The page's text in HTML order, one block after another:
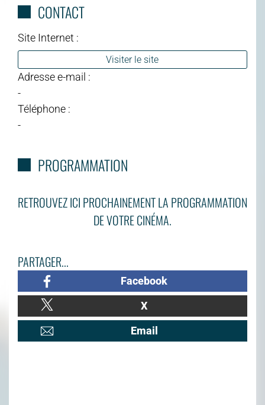
CONTACT
Site Internet :
Visiter le site
Adresse e-mail :
-
Téléphone :
-
PROGRAMMATION
RETROUVEZ ICI PROCHAINEMENT LA PROGRAMMATION
DE VOTRE CINÉMA.
PARTAGER...
Facebook
X
Email